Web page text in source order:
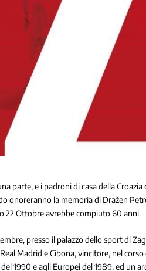
parte, e i padroni di casa della
la memoria di Dražen
22 Ottobre avrebbe compiuto 60 anni.
presso il palazzo dello sport di
Madrid e Cibona, vincitore, nel
1990 e agli Europei del 1989, ed un